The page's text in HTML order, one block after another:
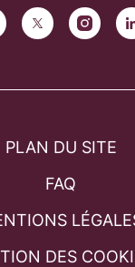
PLAN DU SITE
FAQ
DES